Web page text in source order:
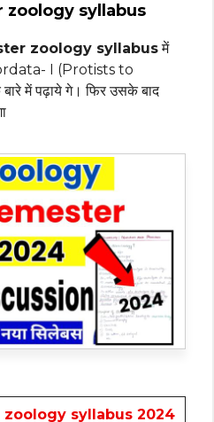
zoology syllabus
zoology syllabusमें
I (Protists to
में पढ़ाये गे। फिर उसके बाद
zoology syllabus 2024